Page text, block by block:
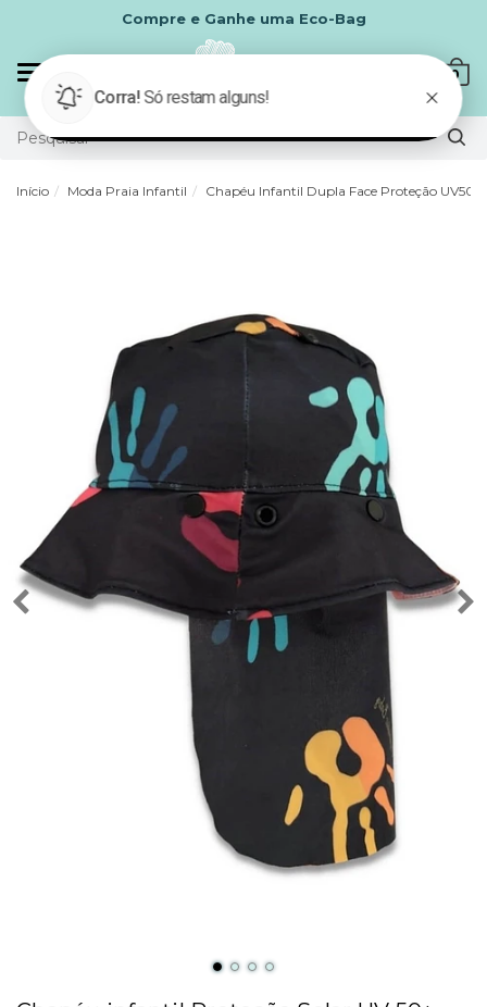
Compre e Ganhe uma Eco-Bag
navegação
0
Início Moda Praia Infantil Chapéu Infantil Dupla Face Proteção UV50+